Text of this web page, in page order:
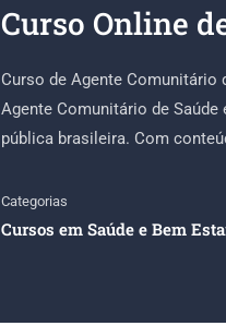
Curso Online
Curso de Agente Comunitário
Agente Comunitário de
pública brasileira. Com
Categorias
Cursos em Saúde e Bem